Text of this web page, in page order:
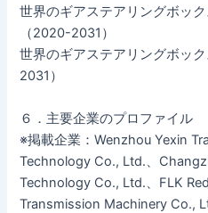
世界のギアステアリングボッ
（2020-2031）
世界のギアステアリングボッ
2031）
６．主要企業のプロファイル
※掲載企業：Wenzhou Yexin
Technology Co., Ltd.、
Technology Co., Ltd.、FLK
Transmission Machinery Co.,